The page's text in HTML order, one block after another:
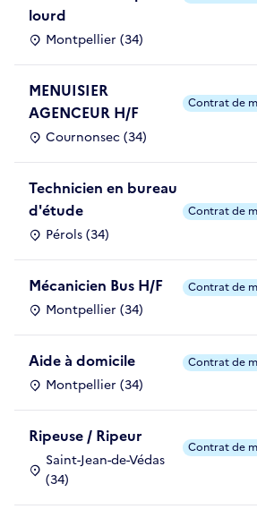
lourd
Montpellier (34)
MENUISIER
AGENCEUR H/F
Cournonsec (34)
Contrat de
Technicien en bureau
d'étude
Pérols (34)
Contrat de
Mécanicien Bus H/F
Montpellier (34)
Contrat de
Aide à domicile
Montpellier (34)
Contrat de
Ripeuse / Ripeur
Saint-Jean-de-Védas
(34)
Contrat de